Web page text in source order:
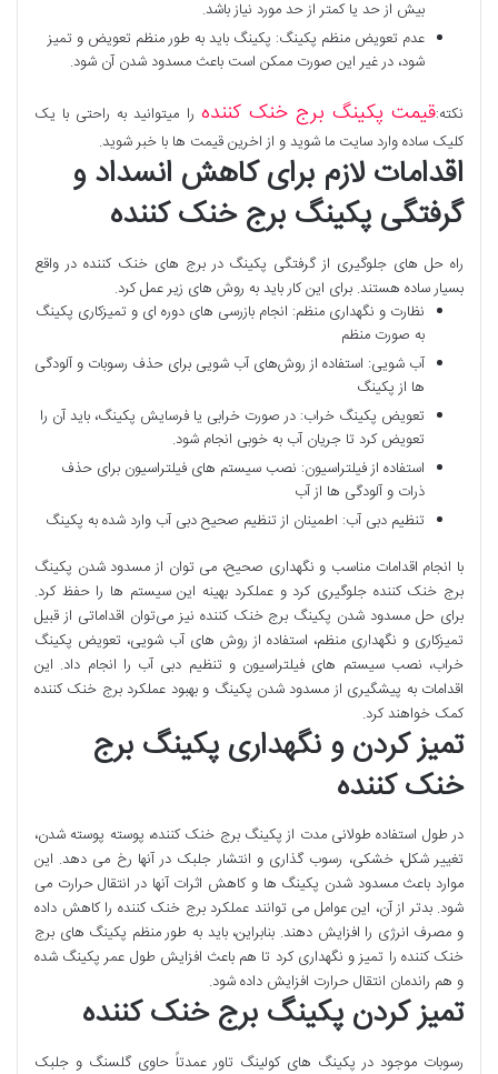
بیش از حد یا کمتر از حد مورد نیاز باشد.
عدم تعویض منظم پکینگ: پکینگ باید به طور منظم تعویض و تمیز
شود، در غیر این صورت ممکن است باعث مسدود شدن آن شود.
نکته:قیمت پکینگ برج خنک کننده را میتوانید به راحتی با یک
کلیک ساده وارد سایت ما شوید و از اخرین قیمت ها با خبر شوید.
اقدامات لازم برای کاهش انسداد و
گرفتگی پکینگ برج خنک کننده
راه حل های جلوگیری از گرفتگی پکینگ در برج های خنک کننده در واقع
بسیار ساده هستند. برای این کار باید به روش های زیر عمل کرد.
نظارت و نگهداری منظم: انجام بازرسی ‌های دوره ای و تمیزکاری پکینگ
به صورت منظم
آب ‌شویی: استفاده از روش‌های آب‌ شویی برای حذف رسوبات و آلودگی
‌ها از پکینگ
تعویض پکینگ خراب: در صورت خرابی یا فرسایش پکینگ، باید آن را
تعویض کرد تا جریان آب به خوبی انجام شود.
استفاده از فیلتراسیون: نصب سیستم‌ های فیلتراسیون برای حذف
ذرات و آلودگی ‌ها از آب
تنظیم دبی آب: اطمینان از تنظیم صحیح دبی آب وارد شده به پکینگ
با انجام اقدامات مناسب و نگهداری صحیح، می ‌توان از مسدود شدن پکینگ
برج خنک‌ کننده جلوگیری کرد و عملکرد بهینه این سیستم‌ ها را حفظ کرد.
برای حل مسدود شدن پکینگ برج خنک ‌کننده نیز می‌توان اقداماتی از قبیل
تمیزکاری و نگهداری منظم، استفاده از روش ‌های آب‌ شویی، تعویض پکینگ
خراب، نصب سیستم ‌های فیلتراسیون و تنظیم دبی آب را انجام داد. این
اقدامات به پیشگیری از مسدود شدن پکینگ و بهبود عملکرد برج خنک‌ کننده
کمک خواهند کرد.
تمیز کردن و نگهداری پکینگ برج
خنک کننده
در طول استفاده طولانی مدت از پکینگ برج خنک کننده، پوسته پوسته شدن،
تغییر شکل، خشکی، رسوب گذاری و انتشار جلبک در آنها رخ می دهد. این
موارد باعث مسدود شدن پکینگ ها و کاهش اثرات آنها در انتقال حرارت می
شود. بدتر از آن، این عوامل می توانند عملکرد برج خنک کننده را کاهش داده
و مصرف انرژی را افزایش دهند. بنابراین، باید به طور منظم پکینگ های برج
خنک کننده را تمیز و نگهداری کرد تا هم باعث افزایش طول عمر پکینگ شده
و هم راندمان انتقال حرارت افزایش داده شود.
تمیز کردن پکینگ برج خنک کننده
رسوبات موجود در پکینگ های کولینگ تاور عمدتاً حاوی گلسنگ و جلبک